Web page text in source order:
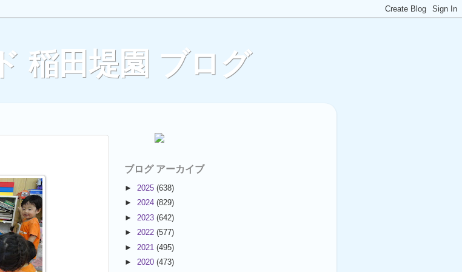
稲田堤園 ブログ
ブログ アーカイブ
► 2025 (638)
► 2024 (829)
► 2023 (642)
► 2022 (577)
► 2021 (495)
► 2020 (473)